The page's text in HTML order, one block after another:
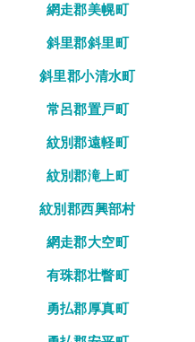
網走郡美幌町
斜里郡斜里町
斜里郡小清水町
常呂郡置戸町
紋別郡遠軽町
紋別郡滝上町
紋別郡西興部村
網走郡大空町
有珠郡壮瞥町
勇払郡厚真町